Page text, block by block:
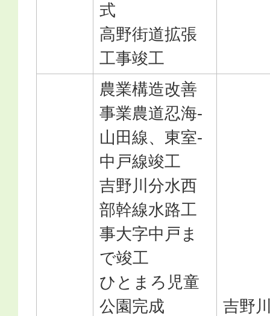
式
高野街道拡張
工事竣工
農業構造改善
事業農道忍海-
山田線、東室-
中戸線竣工
吉野川分水西
部幹線水路工
事大字中戸ま
で竣工
ひとまろ児童
公園完成
吉野